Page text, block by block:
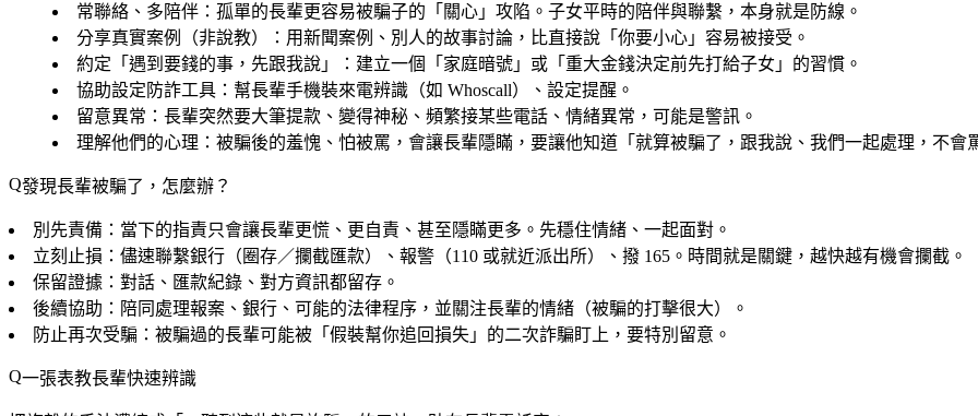
常聯絡、多陪伴 ：孤單的長輩更容易被騙子的「關心」攻陷。子女平時的陪伴與聯繫，本身就是防線。
分享真實案例（非說教）
：用新聞案例、別人的故事討論，比直接說「你要小心」容易被接受。
約定「遇到要錢的事，先跟我說」
：建立一個「家庭暗號」或「重大金錢決定前先打給子女」的習慣。
協助設定防詐工具 ：幫長輩手機裝來電辨識（如 Whoscall）、設定提醒。
留意異常 ：長輩突然要大筆提款、變得神秘、頻繁接某些電話、情緒異常，可能是警訊。
理解他們的心理 ：被騙後的羞愧、怕被罵，會讓長輩隱瞞，要讓他知道「就算被騙了，跟我說、我們一起處理，不會
發現長輩被騙了，怎麼辦？
別先責備 ：當下的指責只會讓長輩更慌、更自責、甚至隱瞞更多。先穩住情緒、一起面對。
立刻止損 ：儘速聯繫銀行（圈存／攔截匯款）、報警（110 或就近派出所）、撥 165。時間就是關鍵，越快越有機會攔截。
保留證據 ：對話、匯款紀錄、對方資訊都留存。
後續協助 ：陪同處理報案、銀行、可能的法律程序，並關注長輩的情緒（被騙的打擊很大）。
防止再次受騙 ：被騙過的長輩可能被「假裝幫你追回損失」的二次詐騙盯上，要特別留意。
一張表教長輩快速辨識